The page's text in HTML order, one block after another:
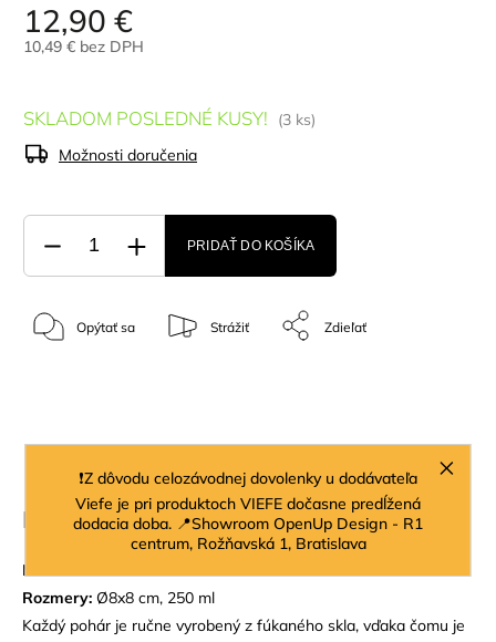
❗Z dôvodu celozávodnej dovolenky u dodávateľa
Viefe je pri produktoch VIEFE dočasne predĺžená
dodacia doba. 📍Showroom OpenUp Design - R1
centrum, Rožňavská 1, Bratislava
12,90 €
10,49 € bez DPH
SKLADOM POSLEDNÉ KUSY!
(3 ks)
Možnosti doručenia
PRIDAŤ DO KOŠÍKA
Opýtať sa Strážiť Zdieľať
Podrobný popis
Materiál:
Rozmery: Ø8x8 cm, 250 ml
Každý pohár je ručne vyrobený z fúkaného skla, vďaka čomu je